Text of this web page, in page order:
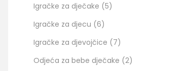
Igračke za dječake 5
Igračke za djecu 6
Igračke za djevojčice
7
Odjeća za bebe dječake 2